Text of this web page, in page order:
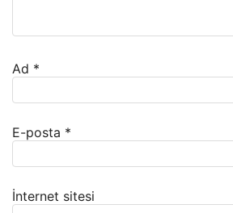
Ad *
E-posta *
İnternet sitesi